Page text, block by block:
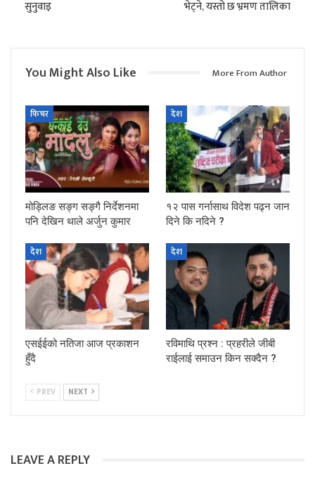
सुनुवाइ
भेट्ने, यस्तो छ भ्रमण तालिका
You Might Also Like More From Author
फिचर
मोड्लिङ सङ्ग सङ्गै निर्देशनमा
पनि देखिन थाले अर्जुन कुमार
देश
१२ पास गर्नासाथ विदेश पढ्न जान
दिने कि नदिने ?
देश
एसईईको नतिजा आज प्रकाशन
हुँदै
देश
रविमाथि प्रश्न : प्रहरीले जीबी
राईलाई समाउन किन सक्दैन ?
PREV NEXT
LEAVE A REPLY